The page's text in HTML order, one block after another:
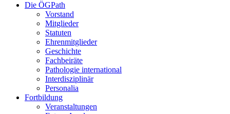
Die ÖGPath
Vorstand
Mitglieder
Statuten
Ehrenmitglieder
Geschichte
Fachbeiräte
Pathologie international
Interdisziplinär
Personalia
Fortbildung
Veranstaltungen